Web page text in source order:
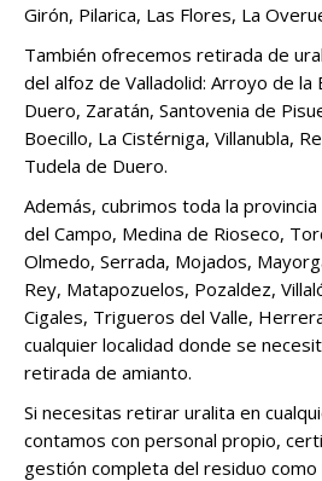
Girón, Pilarica, Las Flores, La
También ofrecemos retirada de
del alfoz de Valladolid: Arroyo de la
Duero, Zaratán, Santovenia de
Boecillo, La Cistérniga, Villanubla,
Tudela de Duero.
Además, cubrimos toda la provincia
del Campo, Medina de Rioseco,
Olmedo, Serrada, Mojados,
Rey, Matapozuelos, Pozaldez,
Cigales, Trigueros del Valle,
cualquier localidad donde se
retirada de amianto.
Si necesitas retirar uralita en
contamos con personal propio,
gestión completa del residuo